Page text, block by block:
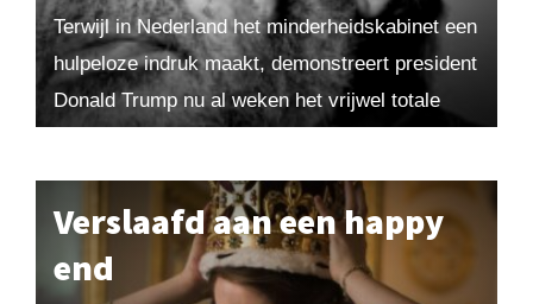
Terwijl in Nederland het minderheidskabinet een
hulpeloze indruk maakt, demonstreert president
Donald Trump nu al weken het vrijwel totale
Verslaafd aan een happy
end